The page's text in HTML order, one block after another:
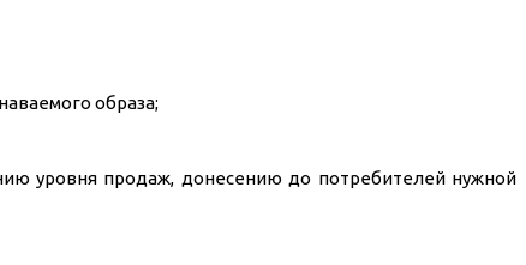
образа;
уровня продаж, донесению до потребителей нужной